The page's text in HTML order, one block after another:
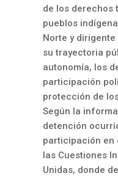
de los derechos
pueblos
Norte y dirigente
su trayectoria
autonomía, los
participación
protección de
Según la
detención
participación en
las Cuestiones
Unidas, donde